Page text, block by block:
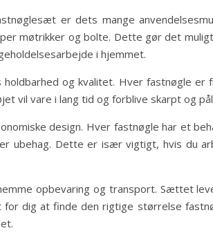
er dets mange
møtrikker og bolte. Dette gør det
i hjemmet.
og kvalitet. Hver fastnøgle
vil vare i lang tid og forblive skarpt og
design. Hver fastnøgle har et
ubehag. Dette er især vigtigt, hvis du
opbevaring og transport. Sættet
dig at finde den rigtige størrelse